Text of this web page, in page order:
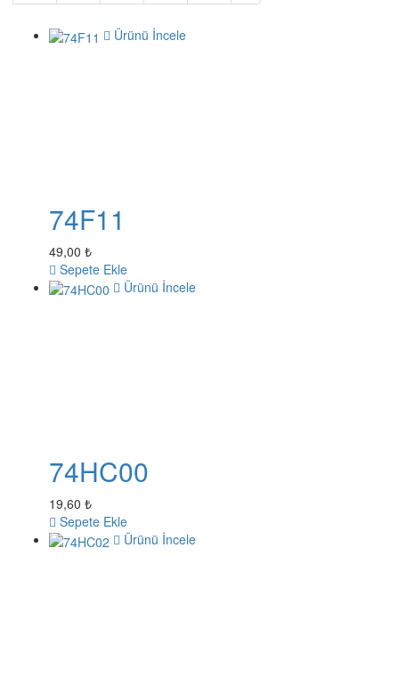
Ürünü İncele
74F11
49,00 ₺
Sepete Ekle
Ürünü İncele
74HC00
19,60 ₺
Sepete Ekle
Ürünü İncele